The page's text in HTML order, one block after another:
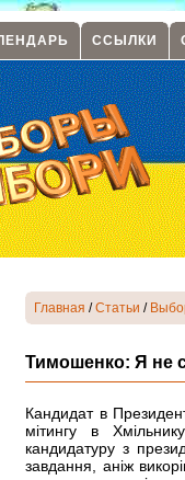
ССЫЛКИ
Главная /Статьи /
Тимошенко: Я не
Кандидат в
мітингу в
кандидатуру з
завдання, аніж